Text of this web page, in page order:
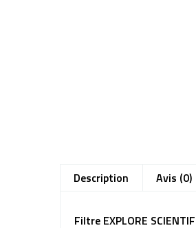
Description Avis (0)
Filtre EXPLORE